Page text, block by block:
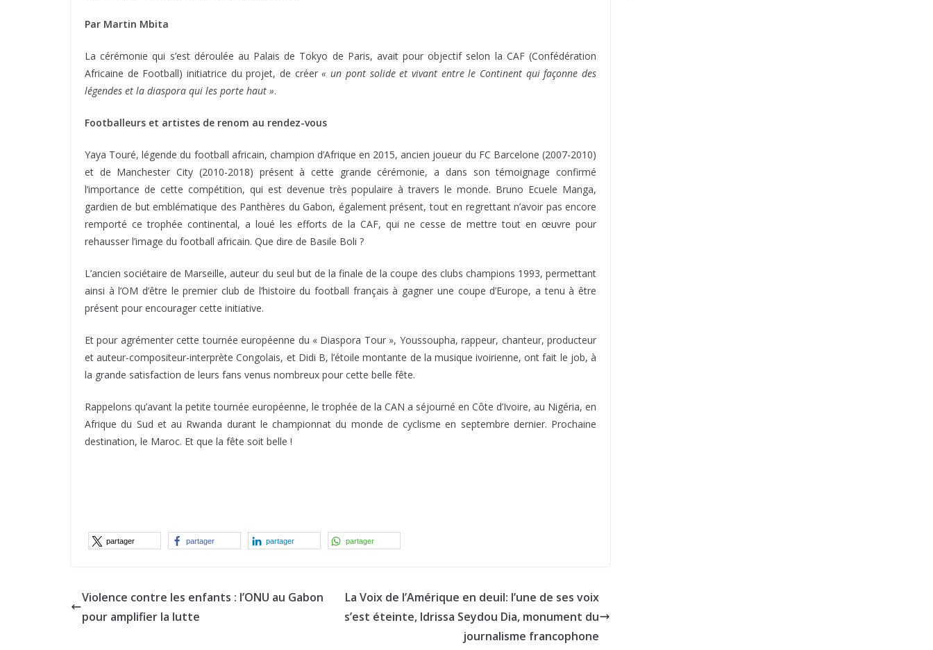
Par Martin Mbita
La cérémonie qui s’est déroulée au Palais de Tokyo de Paris, avait pour objectif selon la CAF (Confédération
Africaine de Football) initiatrice du projet, de créer« un pont solide et vivant entre le Continent qui façonne des
légendes et la diaspora qui les porte haut ».
Footballeurs et artistes de renom au rendez-vous
Yaya Touré, légende du football africain, champion d’Afrique en 2015, ancien joueur du FC Barcelone (2007-2010)
et de Manchester City (2010-2018) présent à cette grande cérémonie, a dans son témoignage confirmé
l’importance de cette compétition, qui est devenue très populaire à travers le monde. Bruno Ecuele Manga,
gardien de but emblématique des Panthères du Gabon, également présent, tout en regrettant n’avoir pas encore
remporté ce trophée continental, a loué les efforts de la CAF, qui ne cesse de mettre tout en œuvre pour
rehausser l’image du football africain. Que dire de Basile Boli ?
L’ancien sociétaire de Marseille, auteur du seul but de la finale de la coupe des clubs champions 1993, permettant
ainsi à l’OM d’être le premier club de l’histoire du football français à gagner une coupe d’Europe, a tenu à être
présent pour encourager cette initiative.
Et pour agrémenter cette tournée européenne du « Diaspora Tour », Youssoupha, rappeur, chanteur, producteur
et auteur-compositeur-interprète Congolais, et Didi B, l’étoile montante de la musique ivoirienne, ont fait le job, à
la grande satisfaction de leurs fans venus nombreux pour cette belle fête.
Rappelons qu’avant la petite tournée européenne, le trophée de la CAN a séjourné en Côte d’Ivoire, au Nigéria, en
Afrique du Sud et au Rwanda durant le championnat du monde de cyclisme en septembre dernier. Prochaine
destination, le Maroc. Et que la fête soit belle !
partager partager partager partager
Violence contre les enfants : l’ONU au Gabon
pour amplifier la lutte
La Voix de l’Amérique en deuil: l’une de ses voix
s’est éteinte, Idrissa Seydou Dia, monument du
journalisme francophone